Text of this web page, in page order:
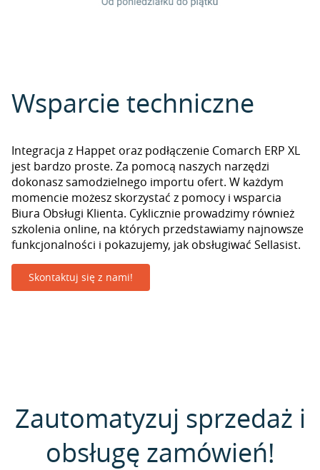
Wsparcie techniczne
Integracja z Happet oraz podłączenie Comarch ERP XL
jest bardzo proste. Za pomocą naszych narzędzi
dokonasz samodzielnego importu ofert. W każdym
momencie możesz skorzystać z pomocy i wsparcia
Biura Obsługi Klienta. Cyklicznie prowadzimy również
szkolenia online, na których przedstawiamy najnowsze
funkcjonalności i pokazujemy, jak obsługiwać Sellasist.
Skontaktuj się z nami!
Zautomatyzuj sprzedaż i
obsługę zamówień!